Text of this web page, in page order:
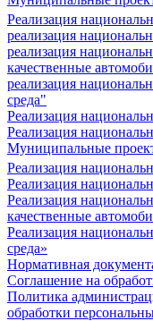
Реализация
реализация
реализация
качественные
реализация
среда"
Реализация
Реализация
Муниципальные
Реализация
Реализация
Реализация
качественные
Реализация
среда»
Нормативная
Соглашение на
Политика
обработки